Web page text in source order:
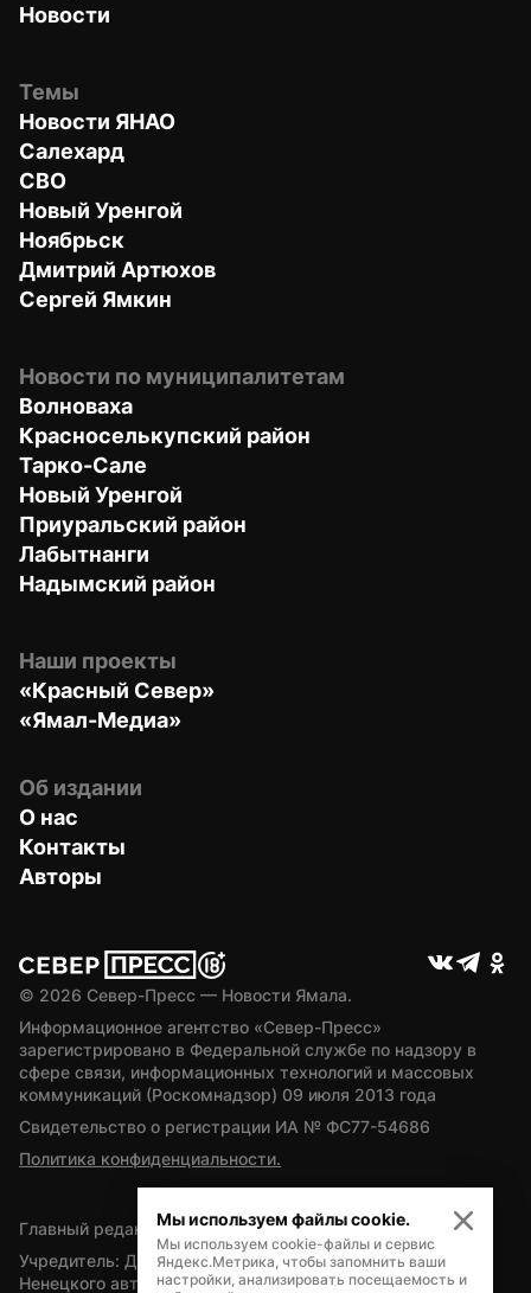
Новости
Темы
Новости ЯНАО
Салехард
СВО
Новый Уренгой
Ноябрьск
Дмитрий Артюхов
Сергей Ямкин
Новости по муниципалитетам
Волноваха
Красноселькупский район
Тарко-Сале
Новый Уренгой
Приуральский район
Лабытнанги
Надымский район
Наши проекты
«Красный Север»
«Ямал-Медиа»
Об издании
О нас
Контакты
Авторы
© 2026 Север-Пресс — Новости Ямала.
Информационное агентство «Север-Пресс»
зарегистрировано в Федеральной службе по надзору в
сфере связи, информационных технологий и массовых
коммуникаций (Роскомнадзор) 09 июля 2013 года
Свидетельство о регистрации ИА № ФС77-54686
Политика конфиденциальности.
Главный редактор — А.Л. Поздеев
Учредитель: Департамент внутренней политики Ямало-
Ненецкого автономного округа
Мы используем файлы cookie.
Мы используем cookie-файлы и сервис
Яндекс.Метрика, чтобы запомнить ваши
настройки, анализировать посещаемость и